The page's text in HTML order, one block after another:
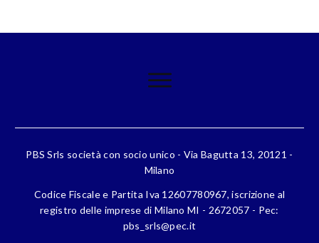
PBS Srls società con socio unico - Via Bagutta 13, 20121 -
Milano
Codice Fiscale e Partita Iva 12607780967, iscrizione al
registro delle imprese di Milano MI - 2672057 - Pec:
pbs_srls@pec.it